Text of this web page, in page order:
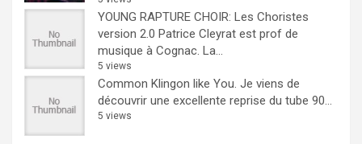
YOUNG RAPTURE CHOIR: Les Choristes
version 2.0 Patrice Cleyrat est prof de
musique à Cognac. La...
5 views
Common Klingon like You. Je viens de
découvrir une excellente reprise du tube 90...
5 views